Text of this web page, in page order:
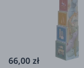
66,00 zł